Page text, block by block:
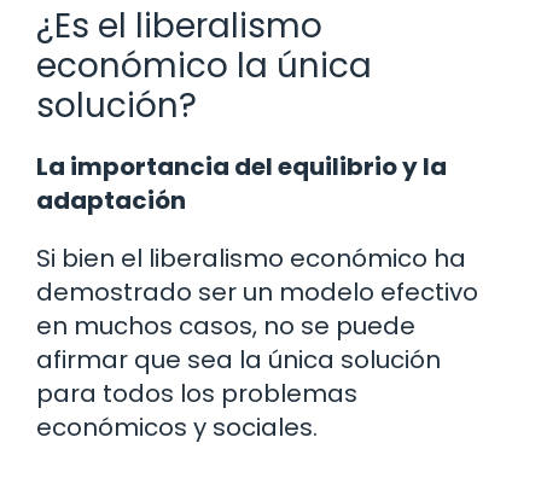
¿Es el liberalismo
económico la única
solución?
La importancia del equilibrio y la
adaptación
Si bien el liberalismo económico ha
demostrado ser un modelo efectivo
en muchos casos, no se puede
afirmar que sea la única solución
para todos los problemas
económicos y sociales.